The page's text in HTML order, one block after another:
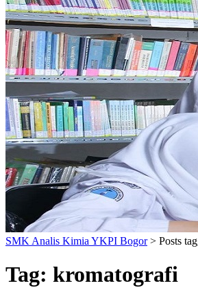
SMK Analis Kimia YKPI Bogor> Posts
Tag: kromatografi